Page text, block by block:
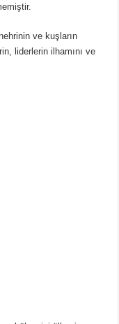
ve kuşların
liderlerin ilhamını ve